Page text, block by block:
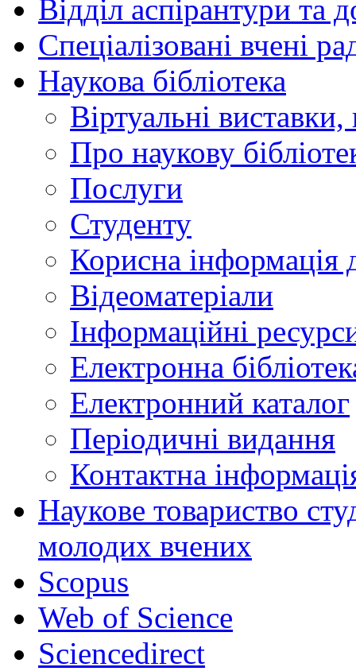
Відділ аспірантури та
Спеціалізовані вчені
Наукова бібліотека
Віртуальні виставки,
Про наукову
Послуги
Студенту
Корисна інформація
Відеоматеріали
Інформаційні
Електронна
Електронний каталог
Періодичні видання
Контактна
Наукове товариство
молодих вчених
Scopus
Web of Science
Sciencedirect